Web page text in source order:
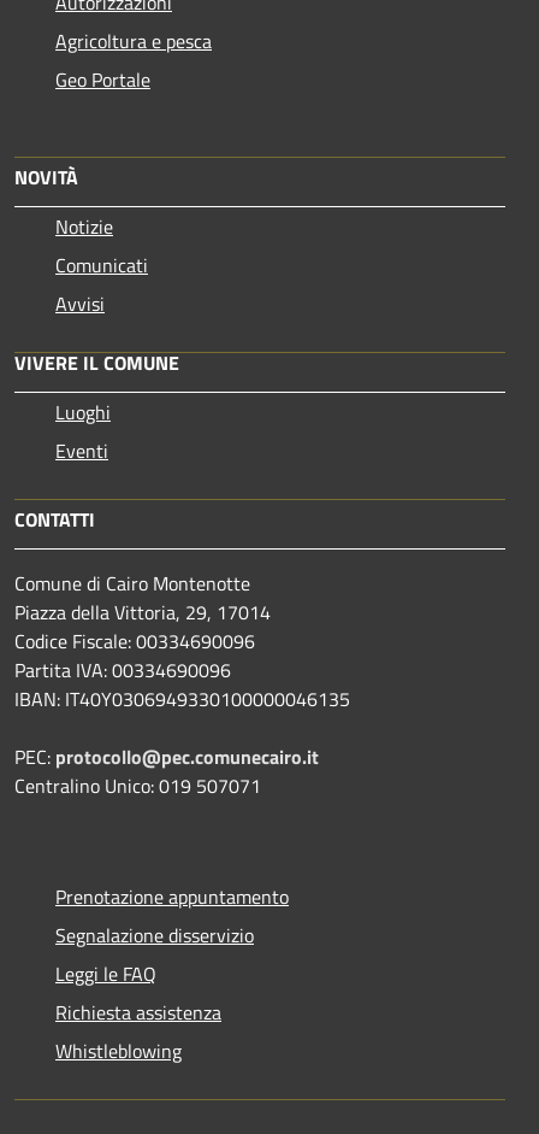
Agricoltura e pesca
Geo Portale
NOVITÀ
Notizie
Comunicati
Avvisi
VIVERE IL COMUNE
Luoghi
Eventi
CONTATTI
Comune di Cairo Montenotte
Piazza della Vittoria, 29, 17014
Codice Fiscale: 00334690096
Partita IVA: 00334690096
IBAN: IT40Y0306949330100000046135
PEC: protocollo@pec.comunecairo.it
Centralino Unico: 019 507071
Prenotazione appuntamento
Segnalazione disservizio
Leggi le FAQ
Richiesta assistenza
Whistleblowing